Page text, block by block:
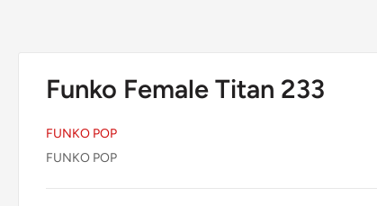
Funko Female Titan 233
FUNKO POP
FUNKO POP